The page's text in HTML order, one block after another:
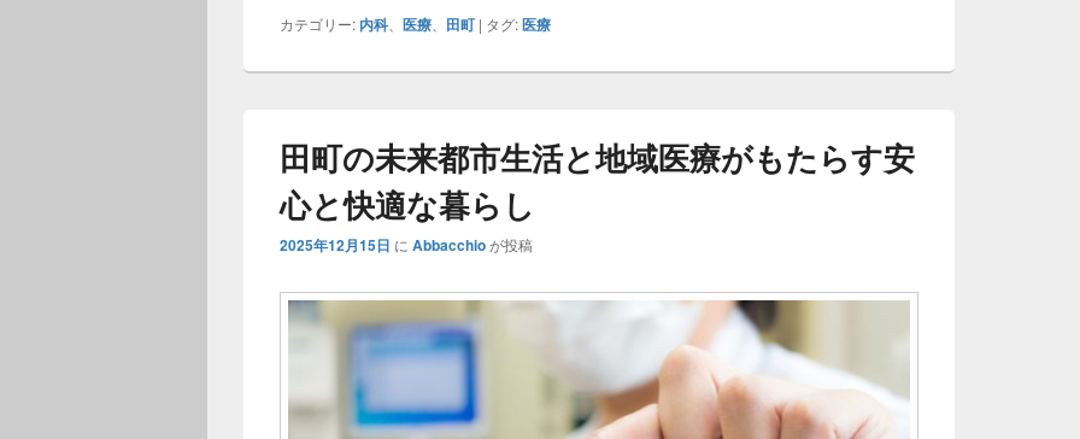
カテゴリー: 内科、 医療 田町 | タグ:医療
田町の未来都市生活と地域医療がもたらす安
心と快適な暮らし
2025年12月15日 に Abbacchioが投稿